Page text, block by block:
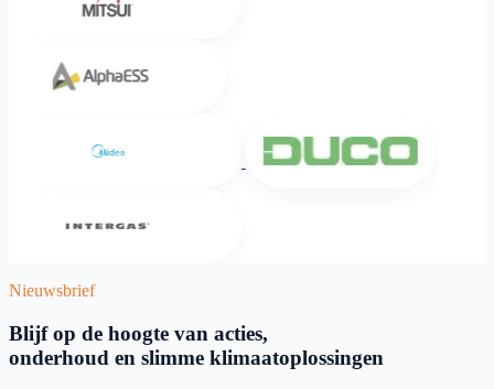
Nieuwsbrief
Blijf op de hoogte van acties,
onderhoud en slimme klimaatoplossingen